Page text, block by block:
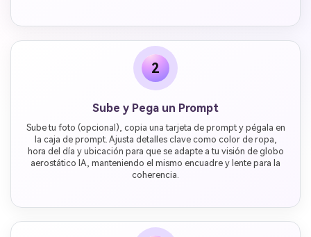
2
Sube y Pega un Prompt
Sube tu foto (opcional), copia una tarjeta de prompt y pégala en
la caja de prompt. Ajusta detalles clave como color de ropa,
hora del día y ubicación para que se adapte a tu visión de globo
aerostático IA, manteniendo el mismo encuadre y lente para la
coherencia.